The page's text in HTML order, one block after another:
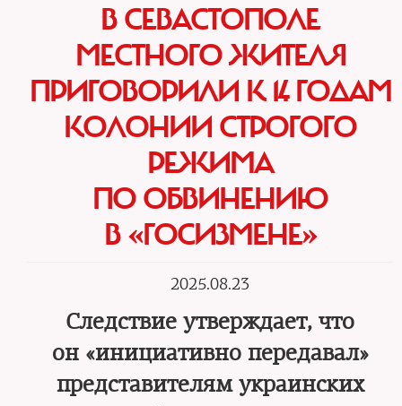
В СЕВАСТОПОЛЕ
МЕСТНОГО ЖИТЕЛЯ
ПРИГОВОРИЛИ К 14 ГОДАМ
КОЛОНИИ СТРОГОГО
РЕЖИМА
ПО ОБВИНЕНИЮ
В «ГОСИЗМЕНЕ»
2025.08.23
Следствие утверждает, что
он «инициативно передавал»
представителям украинских